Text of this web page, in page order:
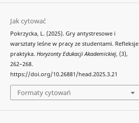
Jak cytować
Pokrzycka, L. (2025). Gry antystresowe i
warsztaty leśne w pracy ze studentami. Refleksje
praktyka. Horyzonty Edukacji Akademickiej, (3),
262–268.
https://doi.org/10.26881/head.2025.3.21
Formaty cytowań